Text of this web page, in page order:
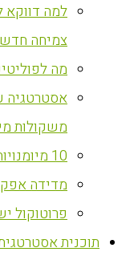
למה דווקא
צמיחה
מה
אסטרטגיה
משקולות
10 מיומנויות קריטיות ליועץ אסטרטגי
מדידה
פרוטוקול
‏תוכנית אסטרטגית